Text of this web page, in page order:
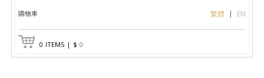
購物車 繁體 EN
0 ITEMS | $ 0